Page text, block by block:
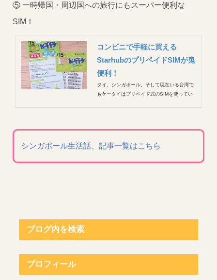
の人たちの愛飲品...
⑤ 一時帰国・周辺国への旅行にもスーパー便利な
SIM！
コンビニで手軽に買える
StarhubのプリペイドSIMが鬼
便利！
タイ、シンガポール、そして現在いる台湾で
もケータイはプリペイド式のSIMを使ってい
も安価に使えて（月１GBで約800円）最高の
シンガポール生活話、記事一覧はこちら
ブログ内を検索
プロフィール